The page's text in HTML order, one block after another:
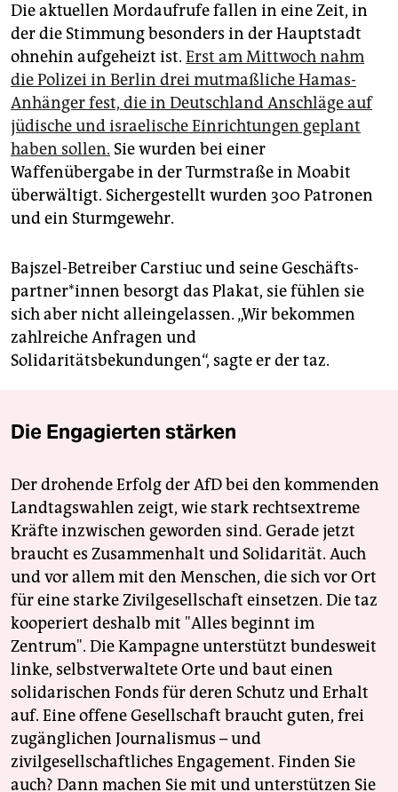
Die aktuellen Mordaufrufe fallen in eine Zeit, in
der die Stimmung besonders in der Hauptstadt
ohnehin aufgeheizt ist. Erst am Mittwoch nahm
die Polizei in Berlin drei mutmaßliche Hamas-
Anhänger fest, die in Deutschland Anschläge auf
jüdische und israelische Einrichtungen geplant
haben sollen. Sie wurden bei einer
Waffenübergabe in der Turmstraße in Moabit
überwältigt. Sichergestellt wurden 300 Patronen
und ein Sturmgewehr.
Bajszel-Betreiber Carstiuc und seine Ge­schäfts­
part­ne­r*in­nen besorgt das Plakat, sie fühlen sie
sich aber nicht alleingelassen. „Wir bekommen
zahlreiche Anfragen und
Solidaritätsbekundungen“, sagte er der taz.
Die Engagierten stärken
Der drohende Erfolg der AfD bei den kommenden
Landtagswahlen zeigt, wie stark rechtsextreme
Kräfte inzwischen geworden sind. Gerade jetzt
braucht es Zusammenhalt und Solidarität. Auch
und vor allem mit den Menschen, die sich vor Ort
für eine starke Zivilgesellschaft einsetzen. Die taz
kooperiert deshalb mit "Alles beginnt im
Zentrum". Die Kampagne unterstützt bundesweit
linke, selbstverwaltete Orte und baut einen
solidarischen Fonds für deren Schutz und Erhalt
auf. Eine offene Gesellschaft braucht guten, frei
zugänglichen Journalismus – und
zivilgesellschaftliches Engagement. Finden Sie
auch? Dann machen Sie mit und unterstützen Sie